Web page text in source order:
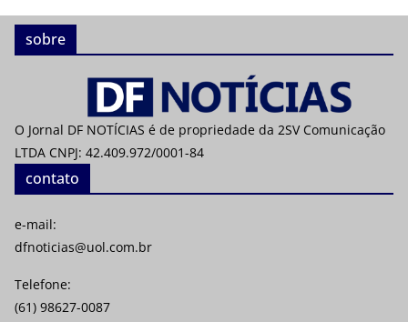
sobre
O Jornal DF NOTÍCIAS é de propriedade da 2SV Comunicação
LTDA CNPJ: 42.409.972/0001-84
contato
e-mail:
dfnoticias@uol.com.br
Telefone:
(61) 98627-0087